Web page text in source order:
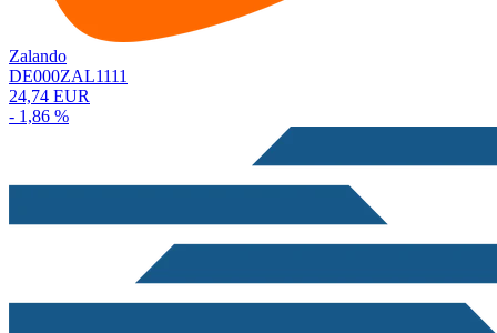
Zalando
DE000ZAL1111
24,74 EUR
- 1,86 %